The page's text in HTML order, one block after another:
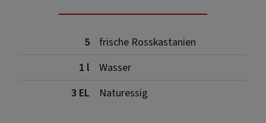
5
frische Rosskastanien
1 l
Wasser
3 EL
Naturessig